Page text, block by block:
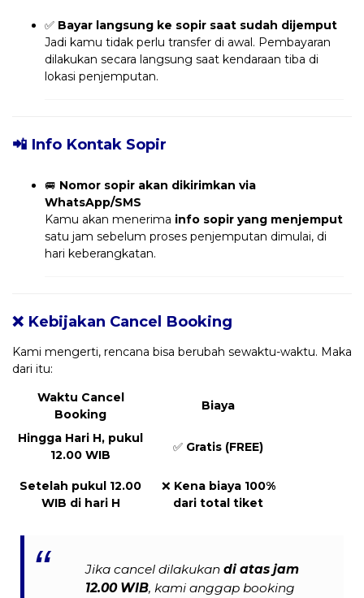
✅ Bayar langsung ke sopir saat sudah dijemput
Jadi kamu tidak perlu transfer di awal. Pembayaran
dilakukan secara langsung saat kendaraan tiba di
lokasi penjemputan.
📲 Info Kontak Sopir
🚐 Nomor sopir akan dikirimkan via
WhatsApp/SMS
Kamu akan menerima info sopir yang menjemput
satu jam sebelum proses penjemputan dimulai, di
hari keberangkatan.
❌ Kebijakan Cancel Booking
Kami mengerti, rencana bisa berubah sewaktu-waktu. Maka
dari itu:
Waktu Cancel
Booking
Biaya
Hingga Hari H, pukul
12.00 WIB
✅ Gratis (FREE)
Setelah pukul 12.00
WIB di hari H
❌ Kena biaya 100%
dari total tiket
Jika cancel dilakukandi atas jam
12.00 WIB, kami anggap booking